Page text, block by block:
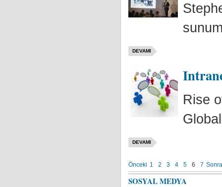
DEVAMI
Rise
DEVAMI
Önceki 1 2 3 4 5 6 7
SOSYAL MEDYA